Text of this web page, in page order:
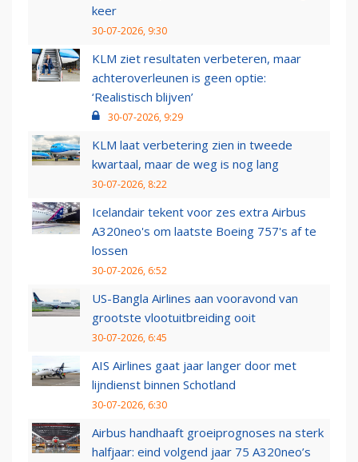
keer
30-07-2026, 9:30
KLM ziet resultaten verbeteren, maar
achteroverleunen is geen optie:
‘Realistisch blijven’
30-07-2026, 9:29
KLM laat verbetering zien in tweede
kwartaal, maar de weg is nog lang
30-07-2026, 8:22
Icelandair tekent voor zes extra Airbus
A320neo's om laatste Boeing 757's af te
lossen
30-07-2026, 6:52
US-Bangla Airlines aan vooravond van
grootste vlootuitbreiding ooit
30-07-2026, 6:45
AIS Airlines gaat jaar langer door met
lijndienst binnen Schotland
30-07-2026, 6:30
Airbus handhaaft groeiprognoses na sterk
halfjaar: eind volgend jaar 75 A320neo’s